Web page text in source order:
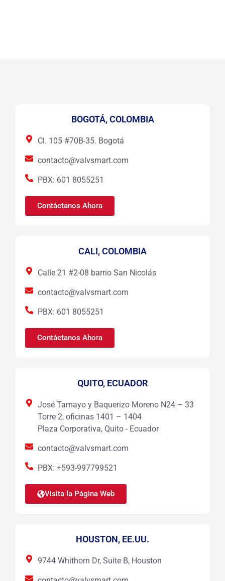
BOGOTÁ, COLOMBIA
Cl. 105 #70B-35. Bogotá
contacto@valvsmart.com
PBX: 601 8055251
Contáctanos Ahora
CALI, COLOMBIA
Calle 21 #2-08 barrio San Nicolás
contacto@valvsmart.com
PBX: 601 8055251
Contáctanos Ahora
QUITO, ECUADOR
José Tamayo y Baquerizo Moreno N24 – 33
Torre 2, oficinas 1401 – 1404
Plaza Corporativa, Quito - Ecuador
contacto@valvsmart.com
PBX: +593-997799521
Visita la Página Web
HOUSTON, EE.UU.
9744 Whithorn Dr, Suite B, Houston